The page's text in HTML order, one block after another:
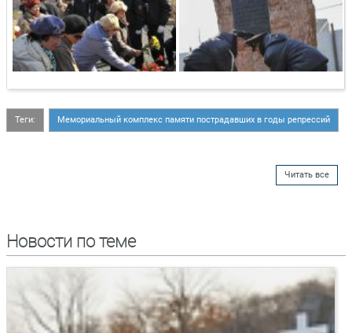
Теги: Мемориальный комплекс памяти пострадавших в годы репрессий
Читать все
Новости по теме